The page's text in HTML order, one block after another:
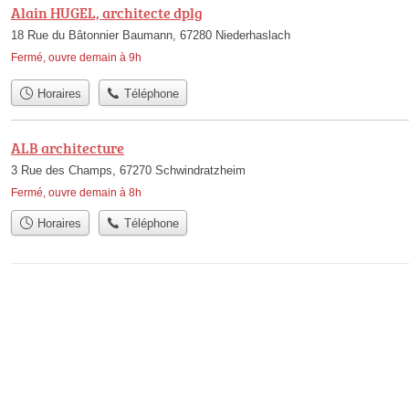
Alain HUGEL, architecte dplg
18 Rue du Bâtonnier Baumann, 67280 Niederhaslach
Fermé, ouvre demain à 9h
Horaires Téléphone
ALB architecture
3 Rue des Champs, 67270 Schwindratzheim
Fermé, ouvre demain à 8h
Horaires Téléphone